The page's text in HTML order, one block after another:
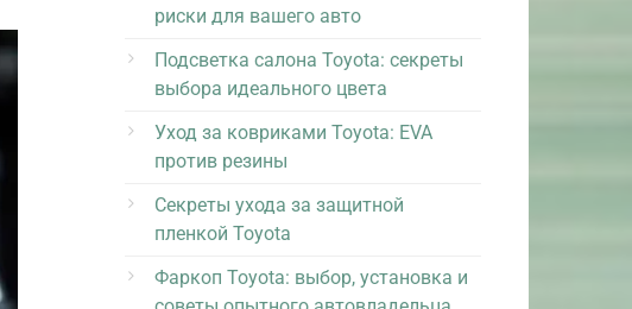
риски для вашего авто
Подсветка салона Toyota: секреты
выбора идеального цвета
Уход за ковриками Toyota: EVA
против резины
Секреты ухода за защитной
пленкой Toyota
Фаркоп Toyota: выбор, установка и